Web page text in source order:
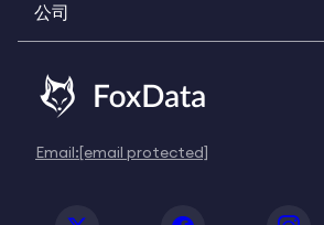
公司
Email:[email protected]